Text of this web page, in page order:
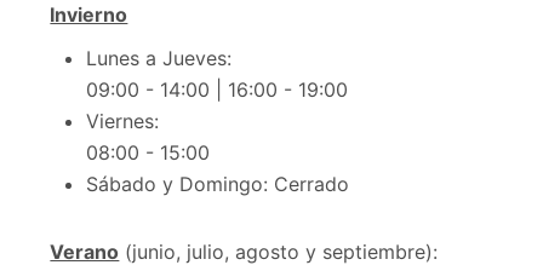
Invierno
Lunes a Jueves:
09:00 - 14:00 | 16:00 - 19:00
Viernes:
08:00 - 15:00
Sábado y Domingo: Cerrado
Verano (junio, julio, agosto y septiembre):